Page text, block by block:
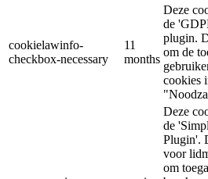
cookielawinfo-
checkbox-necessary
11
months
Deze
de
plugin.
om de
cookies
Deze
de
Plugin'.
voor
om